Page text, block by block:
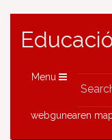
Menu
webgunearen